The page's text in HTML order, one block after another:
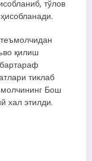
тўлов
қилиш
тиклаб
Бош
хал этилди.